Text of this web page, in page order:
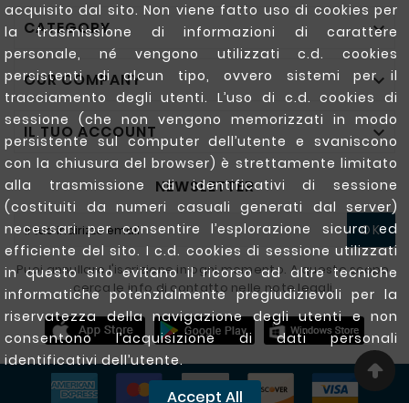
acquisito dal sito. Non viene fatto uso di cookies per
la trasmissione di informazioni di carattere
personale, né vengono utilizzati c.d. cookies
persistenti di alcun tipo, ovvero sistemi per il
tracciamento degli utenti. L’uso di c.d. cookies di
sessione (che non vengono memorizzati in modo
persistente sul computer dell’utente e svaniscono
con la chiusura del browser) è strettamente limitato
alla trasmissione di identificativi di sessione
(costituiti da numeri casuali generati dal server)
necessari per consentire l’esplorazione sicura ed
efficiente del sito. I c.d. cookies di sessione utilizzati
in questo sito evitano il ricorso ad altre tecniche
informatiche potenzialmente pregiudizievoli per la
riservatezza della navigazione degli utenti e non
consentono l’acquisizione di dati personali
identificativi dell’utente.
Accept All
CATEGORY 
OUR COMPANY 
IL TUO ACCOUNT 
NEWSLETTER
OK
Puoi annullare l'iscrizione in ogni momento. A questo scopo,
cerca le info di contatto nelle note legali.